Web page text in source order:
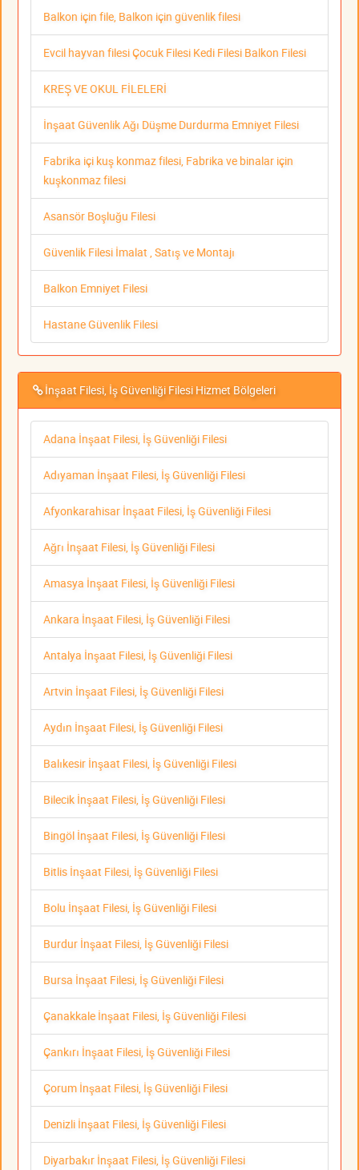
Balkon için file, Balkon için güvenlik filesi
Evcil hayvan filesi Çocuk Filesi Kedi Filesi Balkon Filesi
KREŞ VE OKUL FİLELERİ
İnşaat Güvenlik Ağı Düşme Durdurma Emniyet Filesi
Fabrika içi kuş konmaz filesi, Fabrika ve binalar için
kuşkonmaz filesi
Asansör Boşluğu Filesi
Güvenlik Filesi İmalat , Satış ve Montajı
Balkon Emniyet Filesi
Hastane Güvenlik Filesi
İnşaat Filesi, İş Güvenliği Filesi Hizmet Bölgeleri
Adana İnşaat Filesi, İş Güvenliği Filesi
Adıyaman İnşaat Filesi, İş Güvenliği Filesi
Afyonkarahisar İnşaat Filesi, İş Güvenliği Filesi
Ağrı İnşaat Filesi, İş Güvenliği Filesi
Amasya İnşaat Filesi, İş Güvenliği Filesi
Ankara İnşaat Filesi, İş Güvenliği Filesi
Antalya İnşaat Filesi, İş Güvenliği Filesi
Artvin İnşaat Filesi, İş Güvenliği Filesi
Aydın İnşaat Filesi, İş Güvenliği Filesi
Balıkesir İnşaat Filesi, İş Güvenliği Filesi
Bilecik İnşaat Filesi, İş Güvenliği Filesi
Bingöl İnşaat Filesi, İş Güvenliği Filesi
Bitlis İnşaat Filesi, İş Güvenliği Filesi
Bolu İnşaat Filesi, İş Güvenliği Filesi
Burdur İnşaat Filesi, İş Güvenliği Filesi
Bursa İnşaat Filesi, İş Güvenliği Filesi
Çanakkale İnşaat Filesi, İş Güvenliği Filesi
Çankırı İnşaat Filesi, İş Güvenliği Filesi
Çorum İnşaat Filesi, İş Güvenliği Filesi
Denizli İnşaat Filesi, İş Güvenliği Filesi
Diyarbakır İnşaat Filesi, İş Güvenliği Filesi